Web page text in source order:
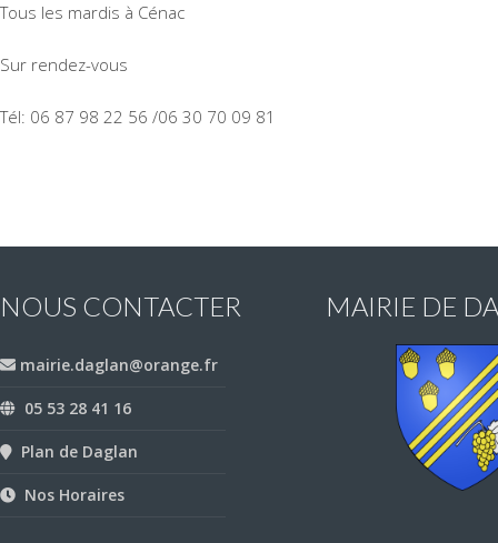
Tous les mardis à Cénac
Sur rendez-vous
Tél: 06 87 98 22 56 /06 30 70 09 81
NOUS CONTACTER
mairie.daglan@orange.fr
05 53 28 41 16
Plan de Daglan
Nos Horaires
MAIRIE DE